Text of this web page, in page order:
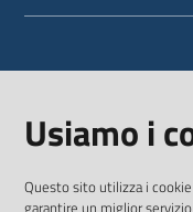
SEGUICI SU
Usiamo i
Questo sito utilizza i
garantire un miglior